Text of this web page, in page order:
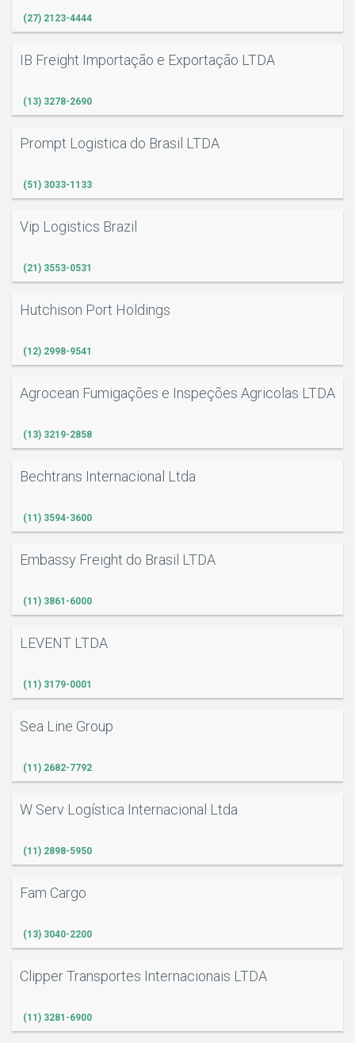
(27) 2123-4444
IB Freight Importação e Exportação LTDA
(13) 3278-2690
Prompt Logistica do Brasil LTDA
(51) 3033-1133
Vip Logistics Brazil
(21) 3553-0531
Hutchison Port Holdings
(12) 2998-9541
Agrocean Fumigações e Inspeções Agricolas LTDA
(13) 3219-2858
Bechtrans Internacional Ltda
(11) 3594-3600
Embassy Freight do Brasil LTDA
(11) 3861-6000
LEVENT LTDA
(11) 3179-0001
Sea Line Group
(11) 2682-7792
W Serv Logística Internacional Ltda
(11) 2898-5950
Fam Cargo
(13) 3040-2200
Clipper Transportes Internacionais LTDA
(11) 3281-6900